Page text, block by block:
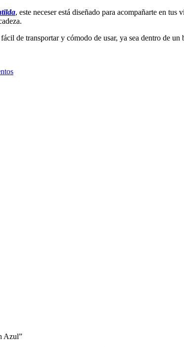
, este neceser está diseñado para acompañarte en
de transportar y cómodo de usar, ya sea dentro de
Azul”